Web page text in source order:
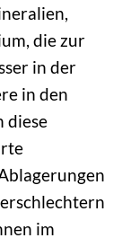
die zur
in der
in den
diese
im